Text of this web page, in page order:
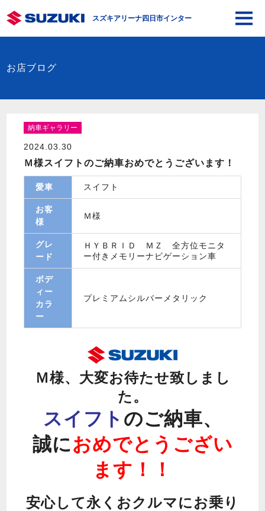
スズキアリーナ四日市インター
お店ブログ
納車ギャラリー
2024.03.30
Ｍ様スイフトのご納車おめでとうございます！
愛車 スイフト
お客
様
Ｍ様
グレ
ード
ＨＹＢＲＩＤ ＭＺ 全方位モニタ
ー付きメモリーナビゲーション車
ボデ
ィー
カラ
ー
プレミアムシルバーメタリック
Ｍ様、大変お待たせ致しまし
た。
スイフト のご納車、
誠におめでとうござい
ます！！
安心して永くおクルマにお乗り